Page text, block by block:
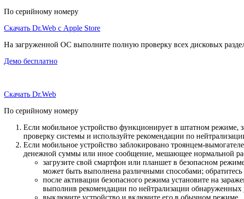
По серийному номеру
Скачать Dr.Web с Apple Store
На загруженной ОС выполните полную проверку всех дисковых
Демо бесплатно
Скачать Dr.Web
По серийному номеру
Если мобильное устройство функционирует в штатном режиме,
проверку системы и используйте рекомендации по
Если мобильное устройство заблокировано троянцем-
денежной суммы или иное сообщение, мешающее нормальной
загрузите свой смартфон или планшет в безопасном
может быть выполнена различными способами;
после активации безопасного режима установите на
выполнив рекомендации по нейтрализации обнаруженных